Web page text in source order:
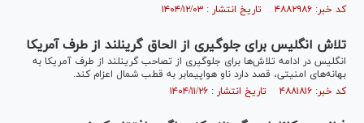
کد خبر: ۴۸۸۲۹۸۶ تاریخ انتشار : ۱۴۰۴/۱۲/۰۳
تلاش انگلیس برای جلوگیری از الحاق گرینلند از طرف آمریکا
انگلیس در ادامه تلاش‌ها برای جلوگیری از تصاحب گرینلند از طرف آمریکا به
بهانه‌های امنیتی، قصد دارد ناو هواپیمابر به قطب شمال اعزام کند.
کد خبر: ۴۸۸۱۸۱۶ تاریخ انتشار : ۱۴۰۴/۱۱/۲۶